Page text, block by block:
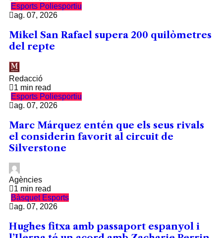
Esports Poliesportiu
ag. 07, 2026
Mikel San Rafael supera 200 quilòmetres
del repte
Redacció
1 min read
Esports Poliesportiu
ag. 07, 2026
Marc Márquez entén que els seus rivals
el considerin favorit al circuit de
Silverstone
Agències
1 min read
Bàsquet Esports
ag. 07, 2026
Hughes fitxa amb passaport espanyol i